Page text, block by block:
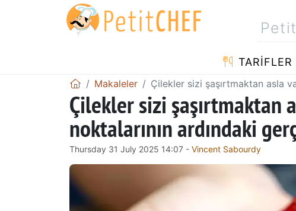
TARIFLER
Makaleler Çilekler sizi şaşırtmaktan asla
Çilekler sizi şaşırtmaktan
noktalarının ardındaki
Thursday 31 July 2025 14:07 - Vincent Sabourdy